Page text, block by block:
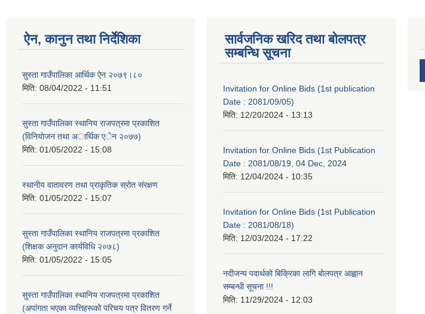
ऐन, कानुन तथा निर्देशिका
सुस्ता गाउँपालिका आर्थिक ऐन २०७९।८०
मिति: 08/04/2022 - 11:51
सुस्ता गाउँपालिका स्थानिय राजपत्रमा प्रकाशित
(विनियाेजन तथा अार्थिक एेन २०७७)
मिति: 01/05/2022 - 15:08
स्थानीय वातावरण तथा प्राकृतिक स्रोत संरक्षण
मिति: 01/05/2022 - 15:07
सुस्ता गाउँपालिका स्थानिय राजपत्रमा प्रकाशित
(शिक्षक अनुदान कार्यविधि २०७८)
मिति: 01/05/2022 - 15:05
सुस्ता गाउँपालिका स्थानिय राजपत्रमा प्रकाशित
(अपांगता भएका व्यत्तिहरूकाे परिचय पत्र वितरण गर्ने
सार्वजनिक खरिद तथा बोलपत्र
सम्बन्धि सूचना
Invitation for Online Bids (1st publication
Date : 2081/09/05)
मिति: 12/20/2024 - 13:13
Invitation for Online Bids (1st Publication
Date : 2081/08/19, 04 Dec, 2024
मिति: 12/04/2024 - 10:35
Invitation for Online Bids (1st Publication
Date : 2081/08/18)
मिति: 12/03/2024 - 17:22
नदीजन्य पदार्थको बिक्रिका लागि बोलपत्र आह्वान
सम्बन्धी सूचना !!!
मिति: 11/29/2024 - 12:03